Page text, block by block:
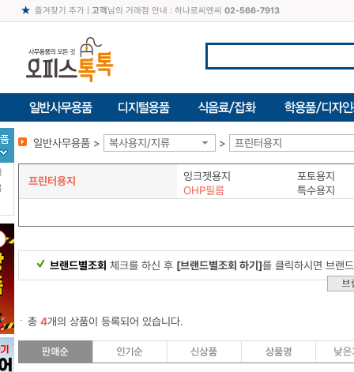
즐겨찾기 추가| 고객님의 거래점 안내 : 하나로씨엔씨 02-566-7913
일반사무용품 > 복사용지/지류 > 프린터용지
프린터용지 잉크젯용지
포토용지
OHP필름
특수용지
브랜드별조회 체크를 하신 후 [브랜드별조회 하기]를 클릭하시면 브랜
총 4개의 상품이 등록되어 있습니다.